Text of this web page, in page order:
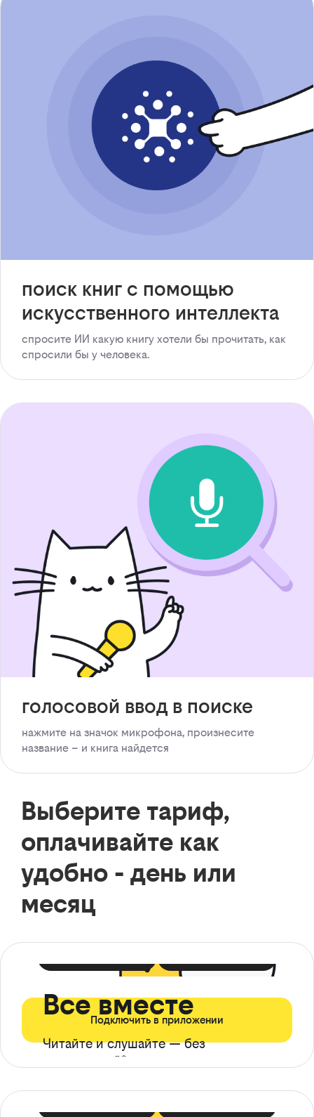
поиск книг с помощью
искусственного интеллекта
спросите ИИ какую книгу хотели бы прочитать, как
спросили бы у человека.
голосовой ввод в поиске
нажмите на значок микрофона, произнесите
название – и книга найдется
Выберите тариф,
оплачивайте как
удобно - день или
месяц
Все вместе
Читайте и слушайте — без
ограничений*
Подключить в приложении